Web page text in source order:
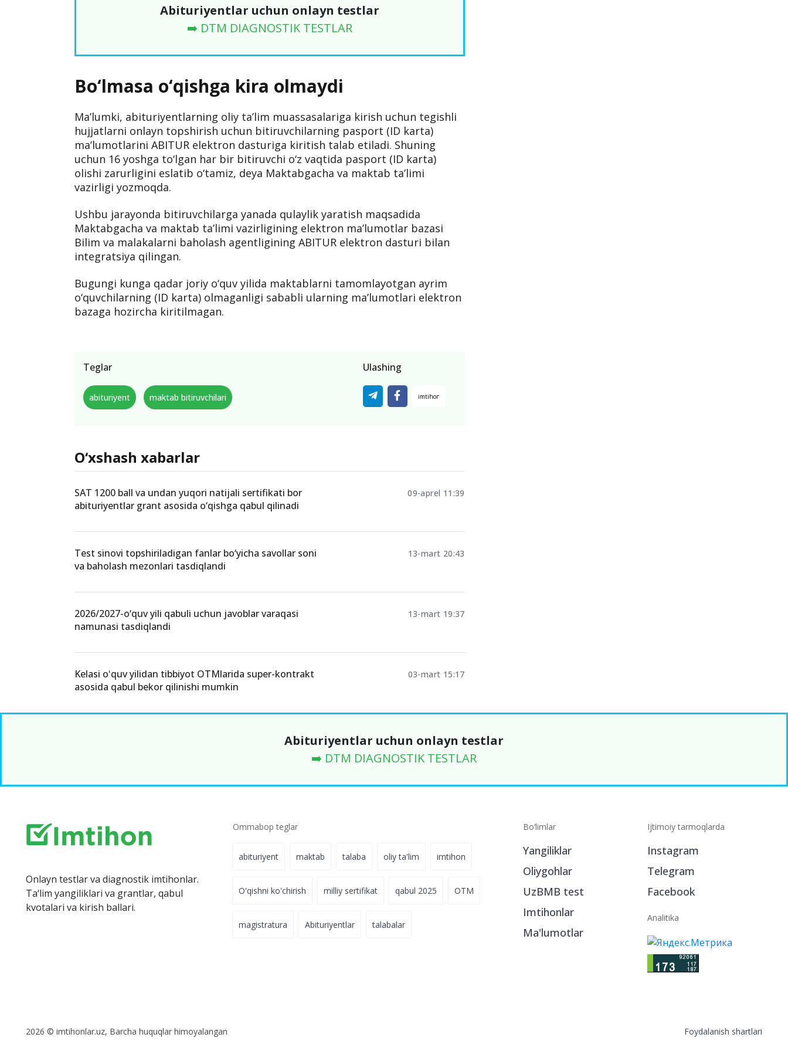
Abituriyentlar uchun onlayn testlar
➡️ DTM DIAGNOSTIK TESTLAR
Bo‘lmasa o‘qishga kira olmaydi
Ma’lumki, abituriyentlarning oliy ta’lim muassasalariga kirish uchun tegishli
hujjatlarni onlayn topshirish uchun bitiruvchilarning pasport (ID karta)
ma’lumotlarini ABITUR elektron dasturiga kiritish talab etiladi. Shuning
uchun 16 yoshga to‘lgan har bir bitiruvchi o‘z vaqtida pasport (ID karta)
olishi zarurligini eslatib o‘tamiz, deya Maktabgacha va maktab ta’limi
vazirligi yozmoqda.
Ushbu jarayonda bitiruvchilarga yanada qulaylik yaratish maqsadida
Maktabgacha va maktab ta’limi vazirligining elektron ma’lumotlar bazasi
Bilim va malakalarni baholash agentligining ABITUR elektron dasturi bilan
integratsiya qilingan.
Bugungi kunga qadar joriy o‘quv yilida maktablarni tamomlayotgan ayrim
o‘quvchilarning (ID karta) olmaganligi sababli ularning ma’lumotlari elektron
bazaga hozircha kiritilmagan.
Teglar
abituriyent maktab bitiruvchilari
Ulashing
O‘xshash xabarlar
SAT 1200 ball va undan yuqori natijali sertifikati bor
abituriyentlar grant asosida o‘qishga qabul qilinadi
09-aprel 11:39
Test sinovi topshiriladigan fanlar bo‘yicha savollar soni
va baholash mezonlari tasdiqlandi
13-mart 20:43
2026/2027-o‘quv yili qabuli uchun javoblar varaqasi
namunasi tasdiqlandi
13-mart 19:37
Kelasi oʻquv yilidan tibbiyot OTMlarida super-kontrakt
asosida qabul bekor qilinishi mumkin
03-mart 15:17
Abituriyentlar uchun onlayn testlar
➡️ DTM DIAGNOSTIK TESTLAR
Onlayn testlar va diagnostik imtihonlar.
Ta‘lim yangiliklari va grantlar, qabul
kvotalari va kirish ballari.
Ommabop teglar
abituriyent maktab talaba oliy ta'lim imtihon
O'qishni ko'chirish milliy sertifikat qabul 2025 OTM
magistratura Abituriyentlar talabalar
Bo‘limlar
Yangiliklar
Oliygohlar
UzBMB test
Imtihonlar
Ma'lumotlar
Ijtimoiy tarmoqlarda
Instagram
Telegram
Facebook
Analitika
2026 © imtihonlar.uz, Barcha huquqlar himoyalangan Foydalanish shartlari